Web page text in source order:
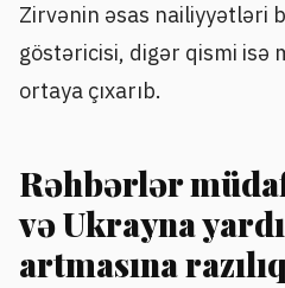
Zirvənin əsas nailiyyətləri
göstəricisi, digər qismi isə
ortaya çıxarıb.
Rəhbərlər
və Ukrayna
artmasına